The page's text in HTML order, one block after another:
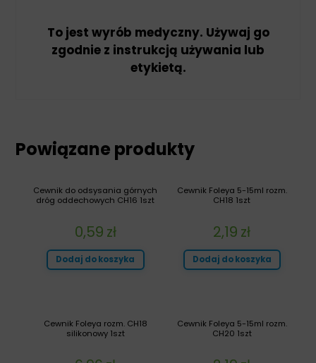
To jest wyrób medyczny. Używaj go
zgodnie z instrukcją używania lub
etykietą.
Powiązane produkty
Cewnik Foleya 5-15ml rozm.
CH18 1szt
2,19 zł
Dodaj do koszyka
Cewnik do odsysania górnych
dróg oddechowych CH16 1szt
0,59 zł
Dodaj do koszyka
Cewnik Foleya 5-15ml rozm.
CH20 1szt
Cewnik Foleya rozm. CH18
silikonowy 1szt